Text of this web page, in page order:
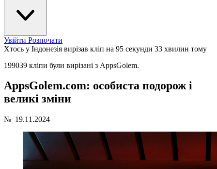
Увійти Розпочати
Хтось у Індонезія вирізав кліп на 95 секунди 33 хвилин тому
199039 кліпи були вирізані з AppsGolem.
AppsGolem.com: особиста подорож і
великі зміни
№ 19.11.2024